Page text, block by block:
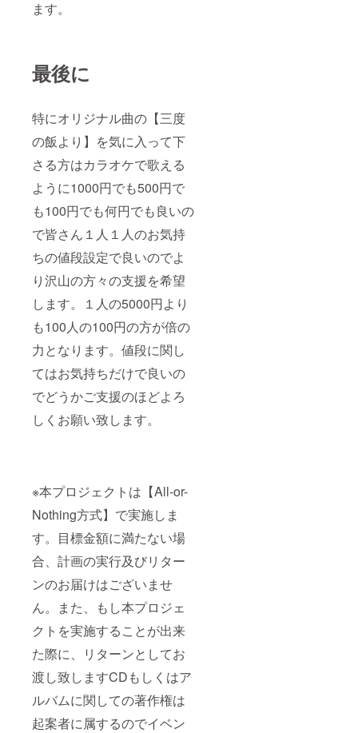
ます。
最後に
特にオリジナル曲の【三度
の飯より】を気に入って下
さる方はカラオケで歌える
ように1000円でも500円で
も100円でも何円でも良いの
で皆さん１人１人のお気持
ちの値段設定で良いのでよ
り沢山の方々の支援を希望
します。１人の5000円より
も100人の100円の方が倍の
力となります。値段に関し
てはお気持ちだけで良いの
でどうかご支援のほどよろ
しくお願い致します。
※本プロジェクトは【All-or-
Nothing方式】で実施しま
す。目標金額に満たない場
合、計画の実行及びリター
ンのお届けはございませ
ん。また、もし本プロジェ
クトを実施することが出来
た際に、リターンとしてお
渡し致しますCDもしくはア
ルバムに関しての著作権は
起案者に属するのでイベン